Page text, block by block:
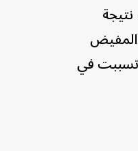
المفيض
الطبيعي، تسببت في